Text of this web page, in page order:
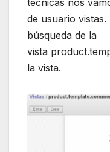
técnicas nos
de usuario
búsqueda de la
vista
la vista.